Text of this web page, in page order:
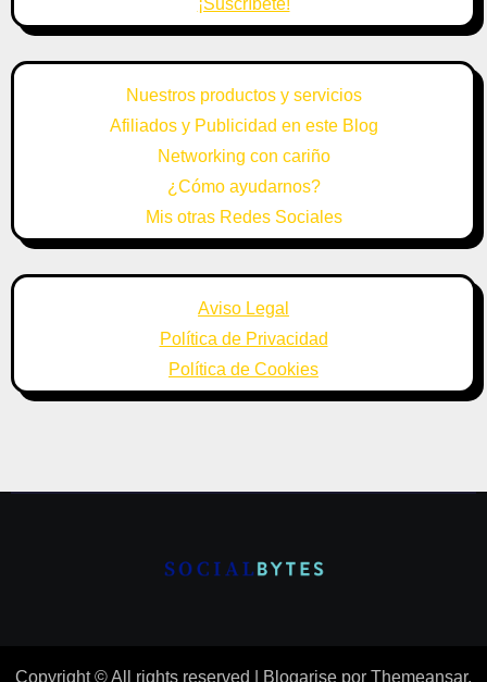
Nuestros productos y servicios
Afiliados y Publicidad en este Blog
Networking con cariño
¿Cómo ayudarnos?
Mis otras Redes Sociales
Aviso Legal
Política de Privacidad
Política de Cookies
Copyright © All rights reserved Blogarise por Themeansar.